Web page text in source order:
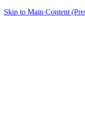
Skip to Main Content